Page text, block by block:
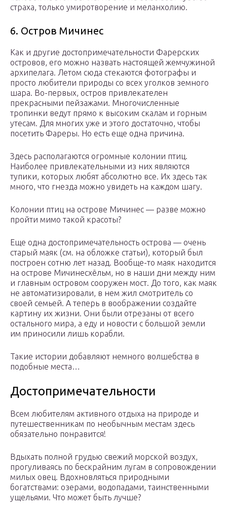
страха, только умиротворение и меланхолию.
6. Остров Мичинес
Как и другие достопримечательности Фарерских
островов, его можно назвать настоящей жемчужиной
архипелага. Летом сюда стекаются фотографы и
просто любители природы со всех уголков земного
шара. Во-первых, остров привлекателен
прекрасными пейзажами. Многочисленные
тропинки ведут прямо к высоким скалам и горным
утесам. Для многих уже и этого достаточно, чтобы
посетить Фареры. Но есть еще одна причина.
Здесь располагаются огромные колонии птиц.
Наиболее привлекательными из них являются
тупики, которых любят абсолютно все. Их здесь так
много, что гнезда можно увидеть на каждом шагу.
Колонии птиц на острове Мичинес — разве можно
пройти мимо такой красоты?
Еще одна достопримечательность острова — очень
старый маяк (см. на обложке статьи), который был
построен сотню лет назад. Вообще-то маяк находится
на острове Мичинесхёльм, но в наши дни между ним
и главным островом сооружен мост. До того, как маяк
не автоматизировали, в нем жил смотритель со
своей семьей. А теперь в воображении создайте
картину их жизни. Они были отрезаны от всего
остального мира, а еду и новости с большой земли
им приносили лишь корабли.
Такие истории добавляют немного волшебства в
подобные места…
Достопримечательности
Всем любителям активного отдыха на природе и
путешественникам по необычным местам здесь
обязательно понравится!
Вдыхать полной грудью свежий морской воздух,
прогуливаясь по бескрайним лугам в сопровождении
милых овец. Вдохновляться природными
богатствами: озерами, водопадами, таинственными
ущельями. Что может быть лучше?